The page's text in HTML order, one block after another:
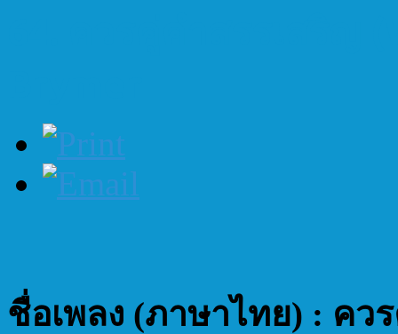
ชื่อเพลง (ภาษาไทย) : คว